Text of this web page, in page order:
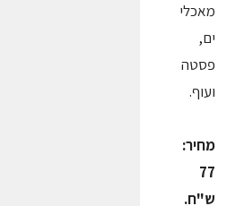
מאכלי
ים,
פסטה
ועוף.
מחיר:
77
ש"ח.